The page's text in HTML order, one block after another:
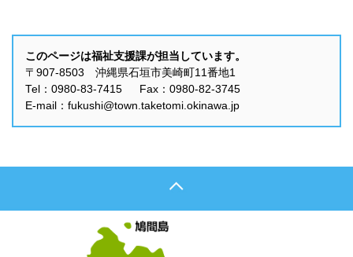
このページは福祉支援課が担当しています。
〒907-8503 沖縄県石垣市美崎町11番地1
Tel：0980-83-7415 Fax：0980-82-3745
E-mail：fukushi@town.taketomi.okinawa.jp